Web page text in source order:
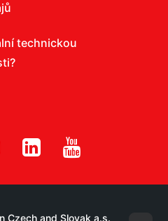
technickou
Czech and Slovak a.s.